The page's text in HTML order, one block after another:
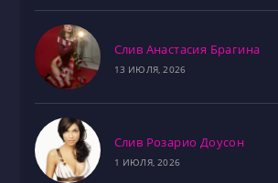
Слив Анастасия Брагина
13 ИЮЛЯ, 2026
Слив Розарио Доусон
1 ИЮЛЯ, 2026